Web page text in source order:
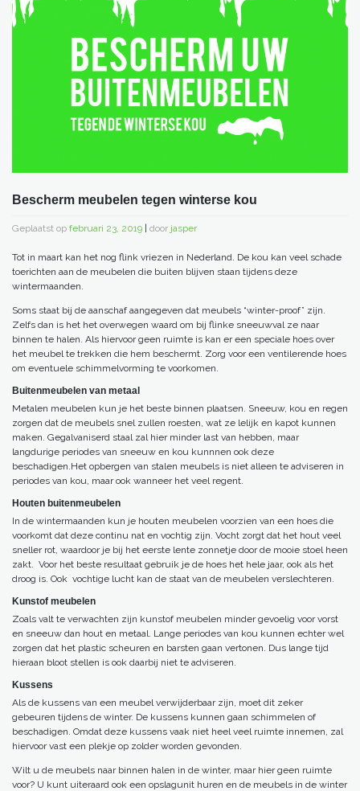
Bescherm meubelen tegen winterse kou
Geplaatst op februari 23, 2019 | door jasper
Tot in maart kan het nog flink vriezen in Nederland. De kou kan veel schade
toerichten aan de meubelen die buiten blijven staan tijdens deze
wintermaanden.
Soms staat bij de aanschaf aangegeven dat meubels “winter-proof” zijn.
Zelfs dan is het het overwegen waard om bij flinke sneeuwval ze naar
binnen te halen. Als hiervoor geen ruimte is kan er een speciale hoes over
het meubel te trekken die hem beschermt. Zorg voor een ventilerende hoes
om eventuele schimmelvorming te voorkomen.
Buitenmeubelen van metaal
Metalen meubelen kun je het beste binnen plaatsen. Sneeuw, kou en regen
zorgen dat de meubels snel zullen roesten, wat ze lelijk en kapot kunnen
maken. Gegalvaniserd staal zal hier minder last van hebben, maar
langdurige periodes van sneeuw en kou kunnnen ook deze
beschadigen.Het opbergen van stalen meubels is niet alleen te adviseren in
periodes van kou, maar ook wanneer het veel regent.
Houten buitenmeubelen
In de wintermaanden kun je houten meubelen voorzien van een hoes die
voorkomt dat deze continu nat en vochtig zijn. Vocht zorgt dat het hout veel
sneller rot, waardoor je bij het eerste lente zonnetje door de mooie stoel heen
zakt. Voor het beste resultaat gebruik je de hoes het hele jaar, ook als het
droog is. Ook vochtige lucht kan de staat van de meubelen verslechteren.
Kunstof meubelen
Zoals valt te verwachten zijn kunstof meubelen minder gevoelig voor vorst
en sneeuw dan hout en metaal. Lange periodes van kou kunnen echter wel
zorgen dat het plastic scheuren en barsten gaan vertonen. Dus lange tijd
hieraan bloot stellen is ook daarbij niet te adviseren.
Kussens
Als de kussens van een meubel verwijderbaar zijn, moet dit zeker
gebeuren tijdens de winter. De kussens kunnen gaan schimmelen of
beschadigen. Omdat deze kussens vaak niet heel veel ruimte innemen, zal
hiervoor vast een plekje op zolder worden gevonden.
Wilt u de meubels naar binnen halen in de winter, maar hier geen ruimte
voor? U kunt uiteraard ook een opslagunit huren en de meubels in de winter